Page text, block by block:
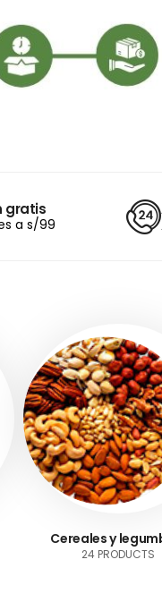
gratis
a s/99
Cereales y
24 PRODUCTS